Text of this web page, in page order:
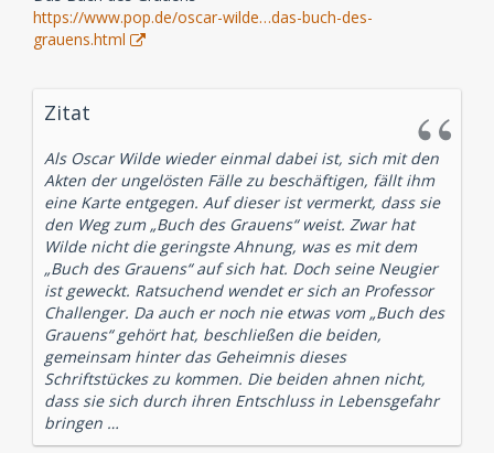
https://www.pop.de/oscar-wilde…das-buch-des-
grauens.html
Zitat
Als Oscar Wilde wieder einmal dabei ist, sich mit den
Akten der ungelösten Fälle zu beschäftigen, fällt ihm
eine Karte entgegen. Auf dieser ist vermerkt, dass sie
den Weg zum „Buch des Grauens“ weist. Zwar hat
Wilde nicht die geringste Ahnung, was es mit dem
„Buch des Grauens“ auf sich hat. Doch seine Neugier
ist geweckt. Ratsuchend wendet er sich an Professor
Challenger. Da auch er noch nie etwas vom „Buch des
Grauens“ gehört hat, beschließen die beiden,
gemeinsam hinter das Geheimnis dieses
Schriftstückes zu kommen. Die beiden ahnen nicht,
dass sie sich durch ihren Entschluss in Lebensgefahr
bringen …